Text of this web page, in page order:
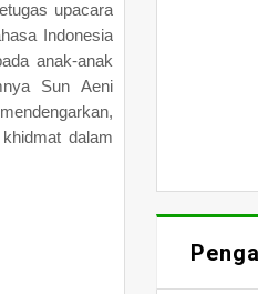
upacara
Indonesia
anak-anak
Sun Aeni
dalam